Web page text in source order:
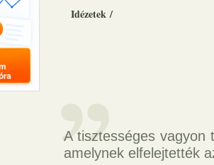
Idézetek /
A tisztességes vagyon
amelynek elfelejtették